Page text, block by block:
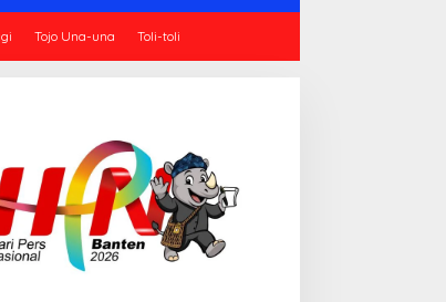
Tojo Una-una Toli-toli